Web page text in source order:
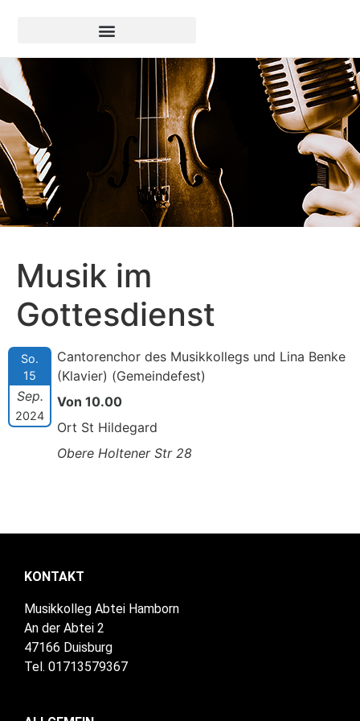
Musik im
Gottesdienst
So.
15
Sep.
2024
Cantorenchor des Musikkollegs und Lina Benke
(Klavier) (Gemeindefest)
Von 10.00
Ort St Hildegard
Obere Holtener Str 28
KONTAKT
Musikkolleg Abtei Hamborn
An der Abtei 2
47166 Duisburg
Tel. 01713579367